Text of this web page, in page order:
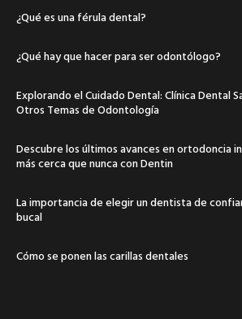
¿Qué es una férula dental?
¿Qué hay que hacer para ser odontólogo?
Explorando el Cuidado Dental: Clínica Dental
Otros Temas de Odontología
Descubre los últimos avances en ortodoncia
más cerca que nunca con Dentin
La importancia de elegir un dentista de
bucal
Cómo se ponen las carillas dentales